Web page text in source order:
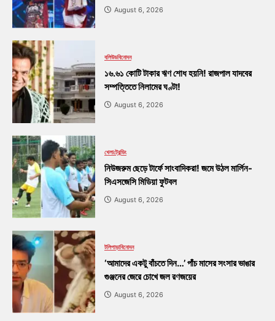
August 6, 2026
বলিউডবিনোদন
১৬.৬১ কোটি টাকার ঋণ শোধ হয়নি! রাজপাল যাদবের
সম্পত্তিতে নিলামের ঘণ্টা!
August 6, 2026
খেলাট্রেন্ডিং
নিউজরুম ছেড়ে টার্ফে সাংবাদিকরা! জমে উঠল মার্লিন-
সিএসজেসি মিডিয়া ফুটবল
August 6, 2026
টলিপাড়াবিনোদন
‘আমাদের একটু বাঁচতে দিন…’ পাঁচ মাসের সংসার ভাঙার
গুঞ্জনের জেরে চোখে জল রণজয়ের
August 6, 2026